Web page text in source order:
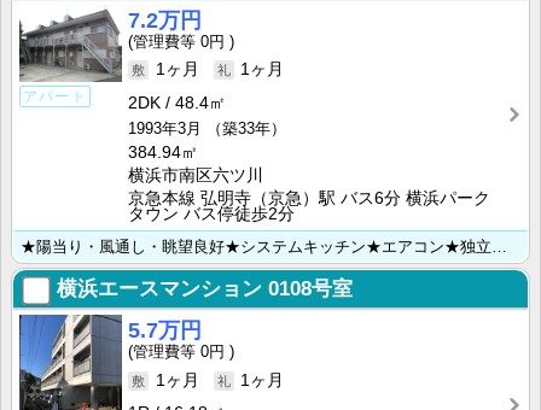
アパート
7.2万円
0円
1ヶ月
1ヶ月
2DK
48.4㎡
1993年3月
（築33年）
384.94㎡
横浜市南区六ツ川
京急本線 弘明寺（京急）駅 バス6分 横浜パーク
タウン バス停徒歩2分
横浜エースマンション 0108号室
5.7万円
0円
1ヶ月
1ヶ月